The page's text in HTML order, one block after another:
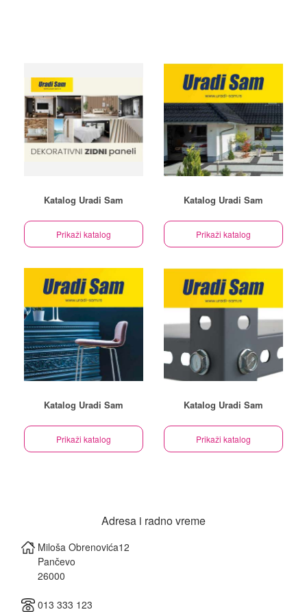
Katalog Uradi Sam
Prikaži katalog
Katalog Uradi Sam
Prikaži katalog
Katalog Uradi Sam
Prikaži katalog
Katalog Uradi Sam
Prikaži katalog
Adresa i radno vreme
Miloša Obrenovića12
Pančevo
26000
013 333 123